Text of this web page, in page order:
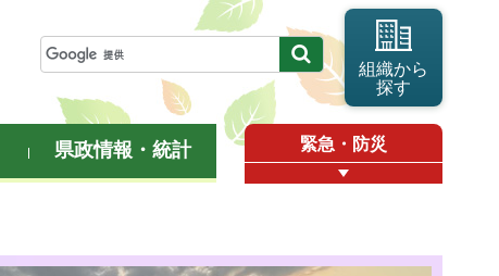
組織から
探す
県政情報・統計 緊急・防災